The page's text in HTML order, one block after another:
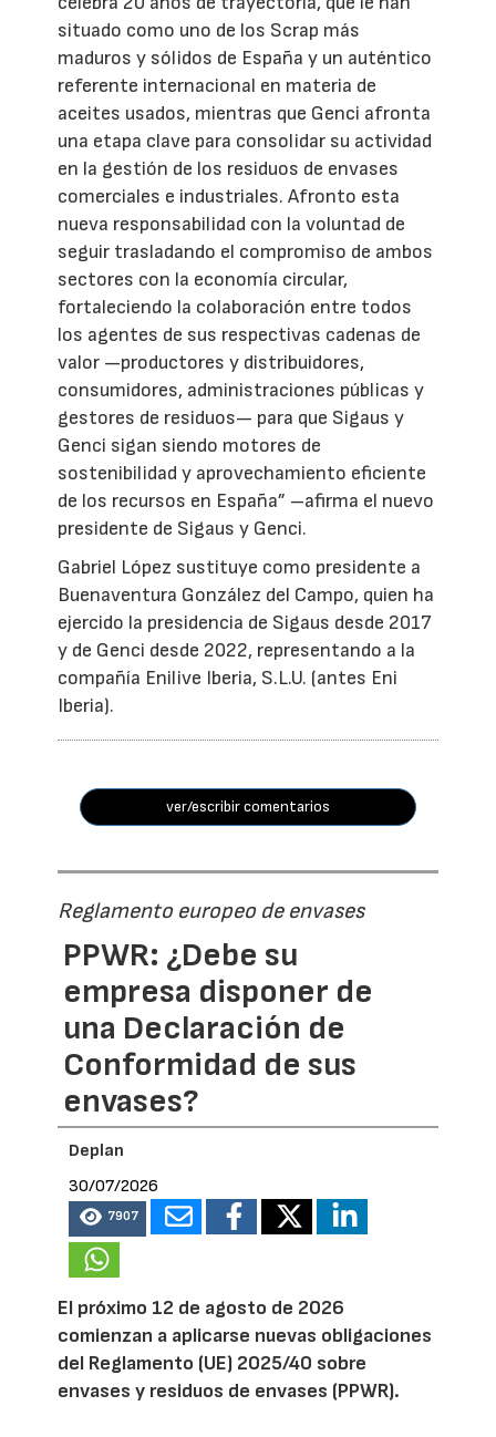
situado como uno de los Scrap más
maduros y sólidos de España y un auténtico
referente internacional en materia de
aceites usados, mientras que Genci afronta
una etapa clave para consolidar su actividad
en la gestión de los residuos de envases
comerciales e industriales. Afronto esta
nueva responsabilidad con la voluntad de
seguir trasladando el compromiso de ambos
sectores con la economía circular,
fortaleciendo la colaboración entre todos
los agentes de sus respectivas cadenas de
valor —productores y distribuidores,
consumidores, administraciones públicas y
gestores de residuos— para que Sigaus y
Genci sigan siendo motores de
sostenibilidad y aprovechamiento eficiente
de los recursos en España” –afirma el nuevo
presidente de Sigaus y Genci.
Gabriel López sustituye como presidente a
Buenaventura González del Campo, quien ha
ejercido la presidencia de Sigaus desde 2017
y de Genci desde 2022, representando a la
compañía Enilive Iberia, S.L.U. (antes Eni
Iberia).
ver/escribir comentarios
Reglamento europeo de envases
PPWR: ¿Debe su
empresa disponer de
una Declaración de
Conformidad de sus
envases?
Deplan
30/07/2026
7907
El próximo 12 de agosto de 2026
comienzan a aplicarse nuevas obligaciones
del Reglamento (UE) 2025/40 sobre
envases y residuos de envases (PPWR).